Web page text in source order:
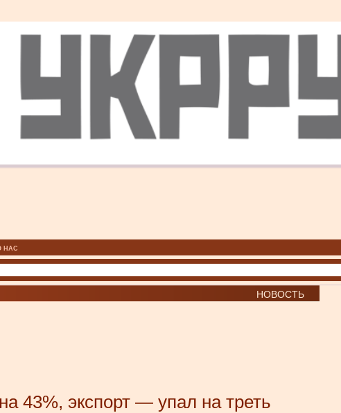
НАС
НОВОСТЬ
43%, экспорт — упал на треть